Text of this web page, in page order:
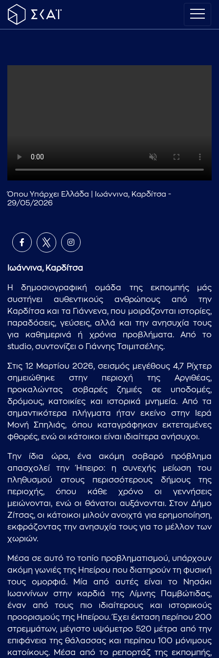
Όπου Υπάρχει Ελλάδα | Ιωάννινα, Καρδίτσα -
29/05/2026
Ιωάννινα, Καρδίτσα
Η δημοσιογραφική ομάδα της εκπομπής μάς
συστήνει αυθεντικούς ανθρώπους από την
Καρδίτσα και τα Γιάννενα, που μοιράζονται ιστορίες,
παραδόσεις, γεύσεις, αλλά και την ανησυχία τους
για καθημερινά ή χρόνια προβλήματα. Από το
studio, συντονίζει ο Γιάννης Τσιμιτσέλης.
Στις 12 Μαρτίου 2026, σεισμός μεγέθους 4,7 Ρίχτερ
σημειώθηκε στην περιοχή της Αργιθέας,
προκαλώντας σοβαρές ζημιές σε υποδομές,
δρόμους, κατοικίες και ιστορικά μνημεία. Από τα
σημαντικότερα πλήγματα ήταν εκείνο στην Ιερά
Μονή Σπηλιάς, όπου καταγράφηκαν εκτεταμένες
φθορές, ενώ οι κάτοικοι είναι ιδιαίτερα ανήσυχοι.
Την ίδια ώρα, ένα ακόμη σοβαρό πρόβλημα
απασχολεί την Ήπειρο: η συνεχής μείωση του
πληθυσμού στους περισσότερους δήμους της
περιοχής, όπου κάθε χρόνο οι γεννήσεις
μειώνονται, ενώ οι θάνατοι αυξάνονται. Στον Δήμο
Ζίτσας, οι κάτοικοι μιλούν ανοιχτά για ερημοποίηση,
εκφράζοντας την ανησυχία τους για το μέλλον των
χωριών.
Μέσα σε αυτό το τοπίο προβληματισμού, υπάρχουν
ακόμη γωνιές της Ηπείρου που διατηρούν τη φυσική
τους ομορφιά. Μία από αυτές είναι το Νησάκι
Ιωαννίνων στην καρδιά της Λίμνης Παμβώτιδας,
έναν από τους πιο ιδιαίτερους και ιστορικούς
προορισμούς της Ηπείρου. Έχει έκταση περίπου 200
στρεμμάτων, μέγιστο υψόμετρο 520 μέτρα από την
επιφάνεια της θάλασσας και περίπου 100 μόνιμους
κατοίκους. Μέσα από το ρεπορτάζ της εκπομπής,